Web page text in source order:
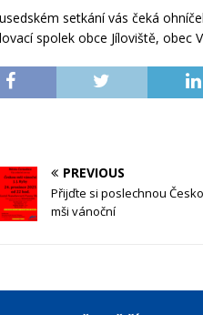
setkání vás čeká
spolek obce Jíloviště, obec
PREVIOUS
Přijďte si poslechnou
mši vánoční